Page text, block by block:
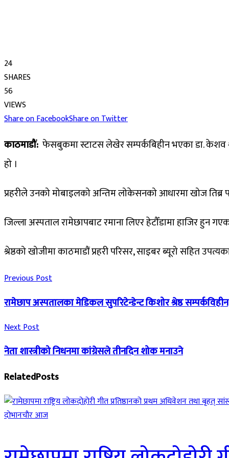
24
SHARES
56
VIEWS
Share on FacebookShare on Twitter
काठमाडौं: फेसबुकमा स्टाटस लेखेर सम्पर्कबिहीन भएका डा. केशव
हो ।
प्रहरीले उनको मोबाइलको अन्तिम लोकेसनको आधारमा खोज तिब्र
जिल्ला अस्पताल रामेछापबाट रमाना लिएर हेटौँडामा हाजिर हुन
श्रेष्ठको खोजीमा काठमाडौं प्रहरी परिसर, साइबर ब्यूरो सहित
Previous Post
रामेछाप अस्पतालका मेडिकल सुपरिटेन्डेन्ट किशोर श्रेष्ठ
Next Post
नेता शास्त्रीको निधनमा कांग्रेसले तीनदिन शोक मनाउने
RelatedPosts
दाेभानचाैर आज